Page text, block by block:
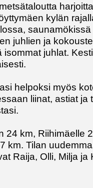
kylän
juhlien ja
isommat juhlat.
helpoksi myös
liinat, astiat ja
24 km, Riihimäelle
km. Tilan
Raija, Olli, Milja ja